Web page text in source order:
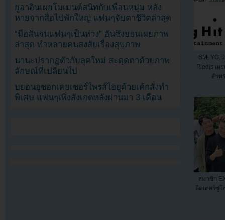
SM, YG,
Pledis เผ
สำห
สมาชิก
ลีดเดอร์ซูโ
ยูอาอินเผยโมเมนต์สนิทกับเพื่อนหนุ่ม หลัง
หายจากสื่อไปพักใหญ่ แฟนๆจับตาชีวิตล่าสุด
“มือสั่นจนแฟนๆเป็นห่วง” ฮันซึงยอนเผยภาพ
ล่าสุด ทำหลายคนสงสัยเรื่องสุขภาพ
นานะปรากฏตัวกับลุคใหม่ สะดุดตาด้วยภาพ
ลักษณ์ที่เปลี่ยนไป
บยอนอูซอกเคยเซอร์ไพรส์ไอยูด้วยเค้กสั่งทำ
พิเศษ แฟนๆเพิ่งสังเกตหลังผ่านมา 3 เดือน